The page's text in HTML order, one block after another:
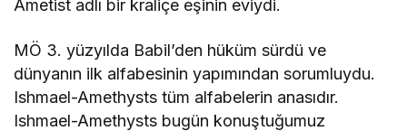
Ametist adlı bir kraliçe eşinin eviydi.
MÖ 3. yüzyılda Babil’den hüküm sürdü ve
dünyanın ilk alfabesinin yapımından sorumluydu.
Ishmael-Amethysts tüm alfabelerin anasıdır.
Ishmael-Amethysts bugün konuştuğumuz